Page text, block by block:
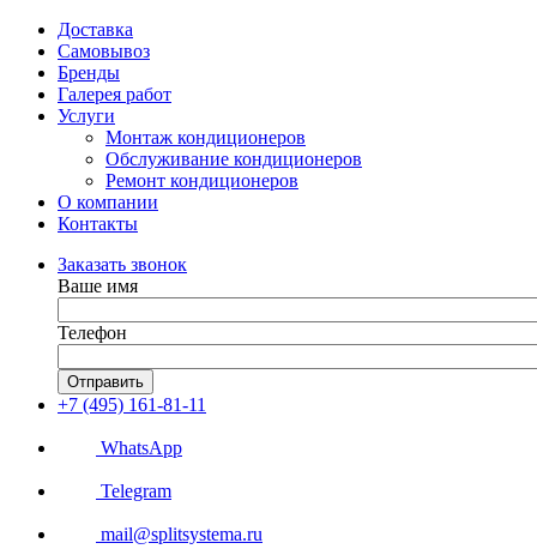
Доставка
Самовывоз
Бренды
Галерея работ
Услуги
Монтаж кондиционеров
Обслуживание кондиционеров
Ремонт кондиционеров
О компании
Контакты
Заказать звонок
Ваше имя
Телефон
Отправить
+7 (495) 161-81-11
WhatsApp
Telegram
mail@splitsystema.ru